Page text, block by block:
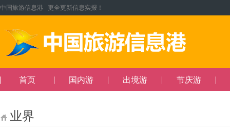
中国旅游信息港 更全更新信息实报！
首页 国内游 出境游 节庆游
业界